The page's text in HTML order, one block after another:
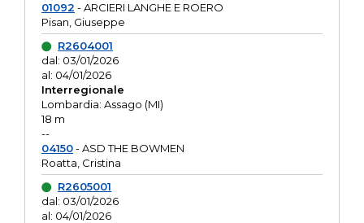
01092 - ARCIERI LANGHE E ROERO
Pisan, Giuseppe
R2604001
dal: 03/01/2026
al: 04/01/2026
Interregionale
Lombardia: Assago (MI)
18 m
--
04150- ASD THE BOWMEN
Roatta, Cristina
R2605001
dal: 03/01/2026
al: 04/01/2026